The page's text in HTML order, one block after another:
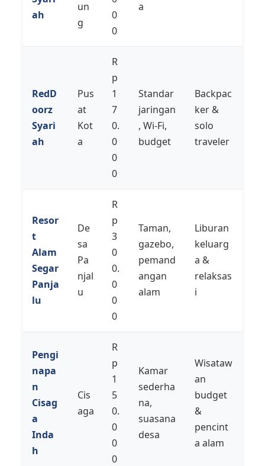
ah
un
g
0
0
a
RedD
oorz
Syari
ah
Pus
at
Kot
a
R
p
1
7
0.
0
0
0
Standar
jaringan
, Wi-Fi,
budget
Backpac
ker &
solo
traveler
Resor
t
Alam
Segar
Panja
lu
De
sa
Pa
njal
u
R
p
3
0
0.
0
0
0
Taman,
gazebo,
pemand
angan
alam
Liburan
keluarg
a &
relaksas
i
Pengi
napa
n
Cisag
a
Inda
h
Cis
aga
R
p
1
5
0.
0
0
0
Kamar
sederha
na,
suasana
desa
Wisataw
an
budget
&
pencint
a alam